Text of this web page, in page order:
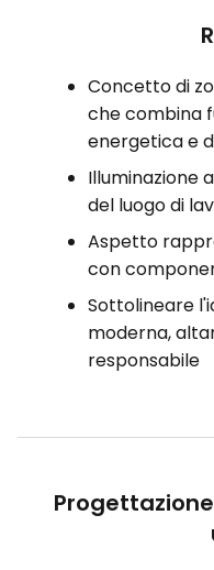
Concetto di
che combina
energetica e
Illuminazione
del luogo di
Aspetto
con
Sottolineare
moderna,
responsabile